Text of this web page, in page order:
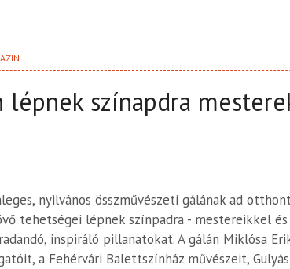
lépnek színapdra
nyilvános összművészeti gálának ad
tehetségei lépnek színpadra - mestereikkel
inspiráló pillanatokat. A gálán Miklósa
a Fehérvári Balettszínház művészeit,